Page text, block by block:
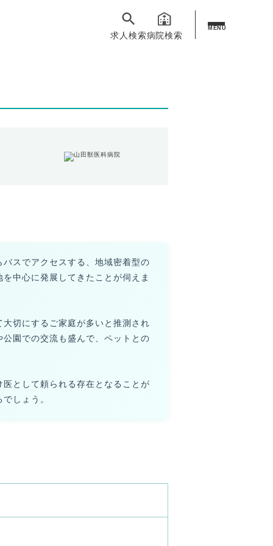
求人検索病院検索
MENU
スでアクセスする、地域密着型の
中心に発展してきたことが伺えま
切にするご家庭が多いと推測され
園での交流も盛んで、ペットとの
として頼られる存在となることが
しょう。